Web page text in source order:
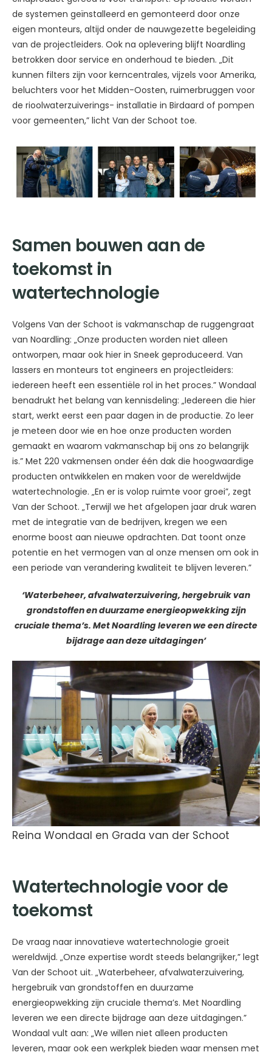
de systemen geïnstalleerd en gemonteerd door onze
eigen monteurs, altijd onder de nauwgezette begeleiding
van de projectleiders. Ook na oplevering blijft Noardling
betrokken door service en onderhoud te bieden. „Dit
kunnen filters zijn voor kerncentrales, vijzels voor Amerika,
beluchters voor het Midden-Oosten, ruimerbruggen voor
de rioolwaterzuiverings- installatie in Birdaard of pompen
voor gemeenten,” licht Van der Schoot toe.
Samen bouwen aan de
toekomst in
watertechnologie
Volgens Van der Schoot is vakmanschap de ruggengraat
van Noardling: „Onze producten worden niet alleen
ontworpen, maar ook hier in Sneek geproduceerd. Van
lassers en monteurs tot engineers en projectleiders:
iedereen heeft een essentiële rol in het proces.” Wondaal
benadrukt het belang van kennisdeling: „Iedereen die hier
start, werkt eerst een paar dagen in de productie. Zo leer
je meteen door wie en hoe onze producten worden
gemaakt en waarom vakmanschap bij ons zo belangrijk
is.” Met 220 vakmensen onder één dak die hoogwaardige
producten ontwikkelen en maken voor de wereldwijde
watertechnologie. „En er is volop ruimte voor groei”, zegt
Van der Schoot. „Terwijl we het afgelopen jaar druk waren
met de integratie van de bedrijven, kregen we een
enorme boost aan nieuwe opdrachten. Dat toont onze
potentie en het vermogen van al onze mensen om ook in
een periode van verandering kwaliteit te blijven leveren.”
‘Waterbeheer, afvalwaterzuivering, hergebruik van
grondstoffen en duurzame energieopwekking zijn
cruciale thema’s. Met Noardling leveren we een directe
bijdrage aan deze uitdagingen’
Reina Wondaal en Grada van der Schoot
Watertechnologie voor de
toekomst
De vraag naar innovatieve watertechnologie groeit
wereldwijd. „Onze expertise wordt steeds belangrijker,” legt
Van der Schoot uit. „Waterbeheer, afvalwaterzuivering,
hergebruik van grondstoffen en duurzame
energieopwekking zijn cruciale thema’s. Met Noardling
leveren we een directe bijdrage aan deze uitdagingen.”
Wondaal vult aan: „We willen niet alleen producten
leveren, maar ook een werkplek bieden waar mensen met